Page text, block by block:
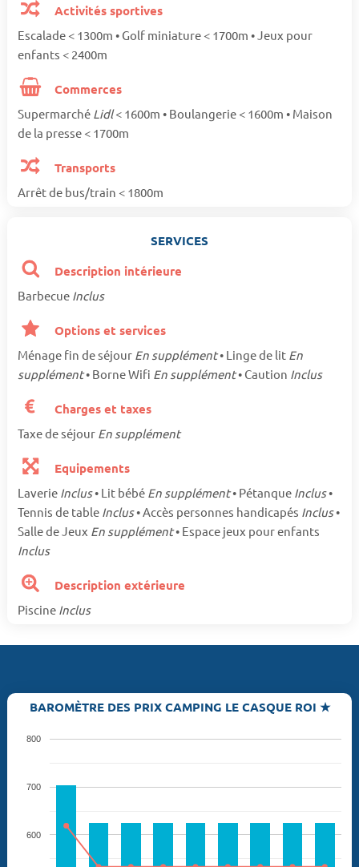
Activités sportives
Escalade < 1300m • Golf miniature < 1700m • Jeux pour
enfants < 2400m
Commerces
Supermarché Lidl< 1600m • Boulangerie < 1600m • Maison
de la presse < 1700m
Transports
Arrêt de bus/train < 1800m
SERVICES
Description intérieure
Barbecue Inclus
Options et services
Ménage fin de séjour En supplément• Linge de lit En
supplément• Borne Wifi En supplément• Caution Inclus
Charges et taxes
Taxe de séjour En supplément
Equipements
Laverie Inclus• Lit bébé En supplément• Pétanque Inclus•
Tennis de table Inclus• Accès personnes handicapés Inclus•
Salle de Jeux En supplément• Espace jeux pour enfants
Inclus
Description extérieure
Piscine Inclus
BAROMÈTRE DES PRIX CAMPING LE CASQUE ROI ★
600
700
800